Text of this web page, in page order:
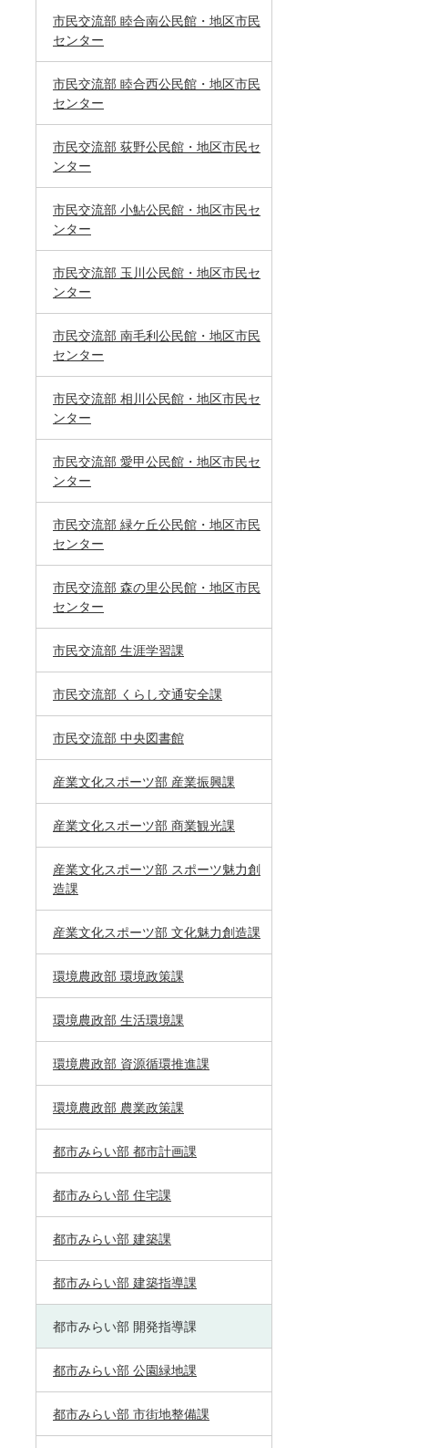
市民交流部 睦合南公民館・地区市民
センター
市民交流部 睦合西公民館・地区市民
センター
市民交流部 荻野公民館・地区市民セ
ンター
市民交流部 小鮎公民館・地区市民セ
ンター
市民交流部 玉川公民館・地区市民セ
ンター
市民交流部 南毛利公民館・地区市民
センター
市民交流部 相川公民館・地区市民セ
ンター
市民交流部 愛甲公民館・地区市民セ
ンター
市民交流部 緑ケ丘公民館・地区市民
センター
市民交流部 森の里公民館・地区市民
センター
市民交流部 生涯学習課
市民交流部 くらし交通安全課
市民交流部 中央図書館
産業文化スポーツ部 産業振興課
産業文化スポーツ部 商業観光課
産業文化スポーツ部 スポーツ魅力創
造課
産業文化スポーツ部 文化魅力創造課
環境農政部 環境政策課
環境農政部 生活環境課
環境農政部 資源循環推進課
環境農政部 農業政策課
都市みらい部 都市計画課
都市みらい部 住宅課
都市みらい部 建築課
都市みらい部 建築指導課
都市みらい部 開発指導課
都市みらい部 公園緑地課
都市みらい部 市街地整備課